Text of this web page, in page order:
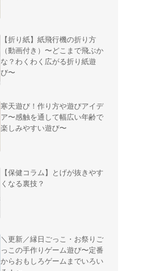
【折り紙】紙飛行機の折り方
（動画付き）〜どこまで飛ぶか
な？わくわく広がる折り紙遊
び〜
寒天遊び！作り方や遊びアイデ
ア〜感触を通して幅広い年齢で
楽しみやすい遊び〜
【保健コラム】とげが抜きやす
くなる裏技？
＼更新／縁日ごっこ・お祭りご
っこの手作りゲーム遊び〜定番
からおもしろゲームまでいろい